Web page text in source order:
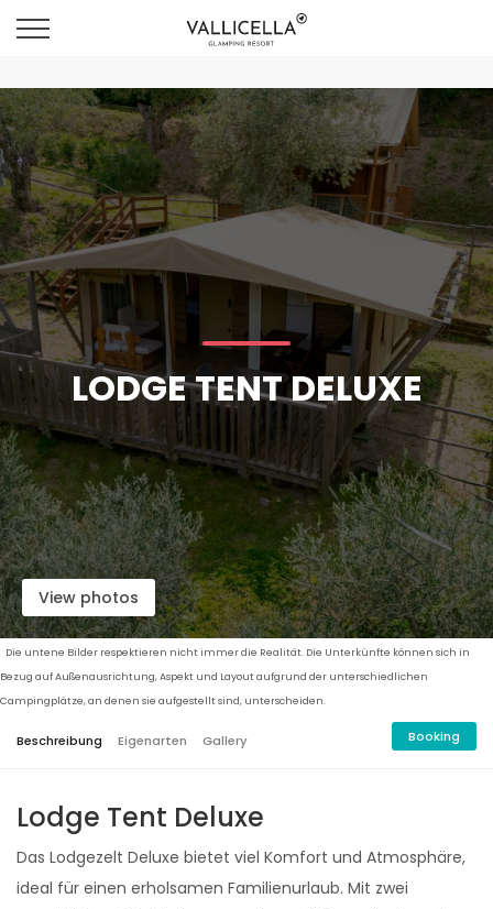
LODGE TENT DELUXE
View photos
Die untene Bilder respektieren nicht immer die Realität. Die Unterkünfte können sich in
Bezug auf Außenausrichtung, Aspekt und Layout aufgrund der unterschiedlichen
Campingplätze, an denen sie aufgestellt sind, unterscheiden.
Beschreibung Eigenarten Gallery Booking
Lodge Tent Deluxe
Das Lodgezelt Deluxe bietet viel Komfort und Atmosphäre,
ideal für einen erholsamen Familienurlaub. Mit zwei